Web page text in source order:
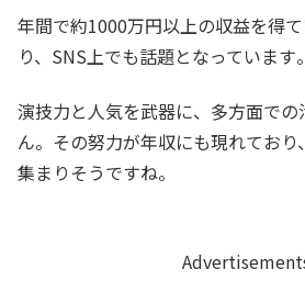
年間で約1000万円以上の収益を得
り、SNS上でも話題となっています​。
演技力と人気を武器に、多方面で
ん。その努力が年収にも現れてお
集まりそうですね。